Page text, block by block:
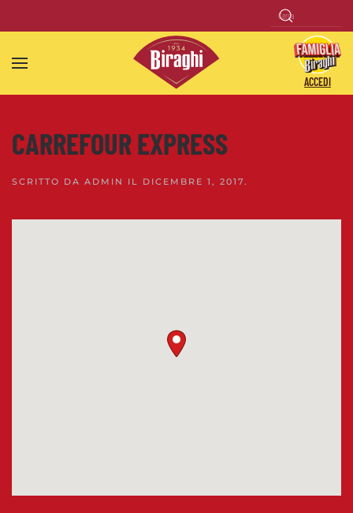
Skip to main content
ACCEDI
CARREFOUR EXPRESS
SCRITTO DA ADMIN IL DICEMBRE 1, 2017.